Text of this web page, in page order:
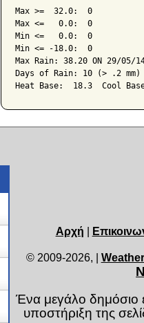
Max >=  32.0:  0
Max <=   0.0:  0
Min <=   0.0:  0
Min <= -18.0:  0
Max Rain: 38.20 ON 29/05/
Days of Rain: 10 (> .2 mm)
Αρχή |
© 2009-2026, |
Ένα μεγάλο δημόσιο
υποστήριξη της